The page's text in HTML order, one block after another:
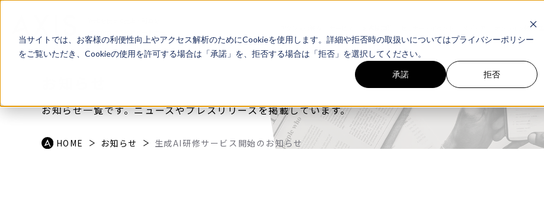
当サイトでは、お客様の利便性向上やアクセス解析のためにCookieを使用します。詳細や拒否時の取扱いについてはプライバシーポリシー
をご覧いただき、Cookieの使用を許可する場合は「承諾」を、拒否する場合は「拒否」を選択してください。
承諾 拒否
オンライン無料相談
お知らせ一覧です。ニュースやプレスリリースを掲載しています。
HOME お知らせ 生成AI研修サービス開始のお知らせ